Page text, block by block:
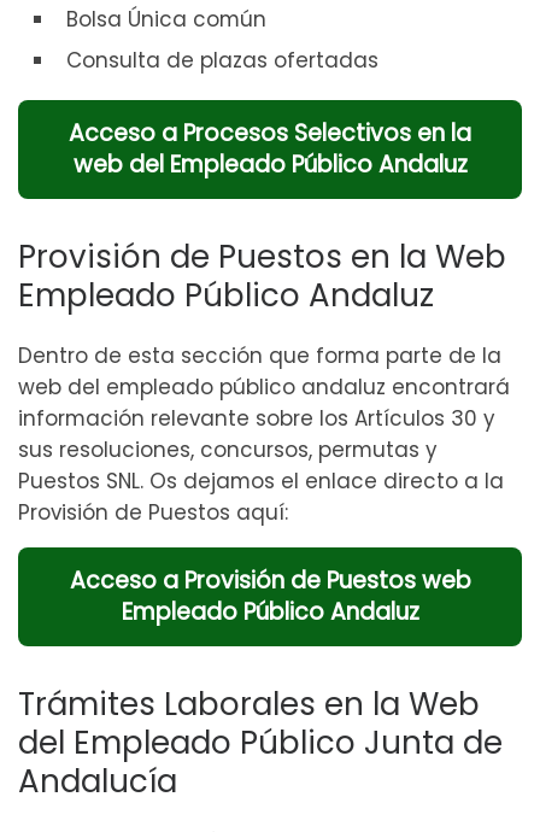
Bolsa Única común
Consulta de plazas ofertadas
Acceso a Procesos Selectivos en la
web del Empleado Público Andaluz
Provisión de Puestos en la Web
Empleado Público Andaluz
Dentro de esta sección que forma parte de la
web del empleado público andaluz encontrará
información relevante sobre los Artículos 30 y
sus resoluciones, concursos, permutas y
Puestos SNL. Os dejamos el enlace directo a la
Provisión de Puestos aquí:
Acceso a Provisión de Puestos web
Empleado Público Andaluz
Trámites Laborales en la Web
del Empleado Público Junta de
Andalucía